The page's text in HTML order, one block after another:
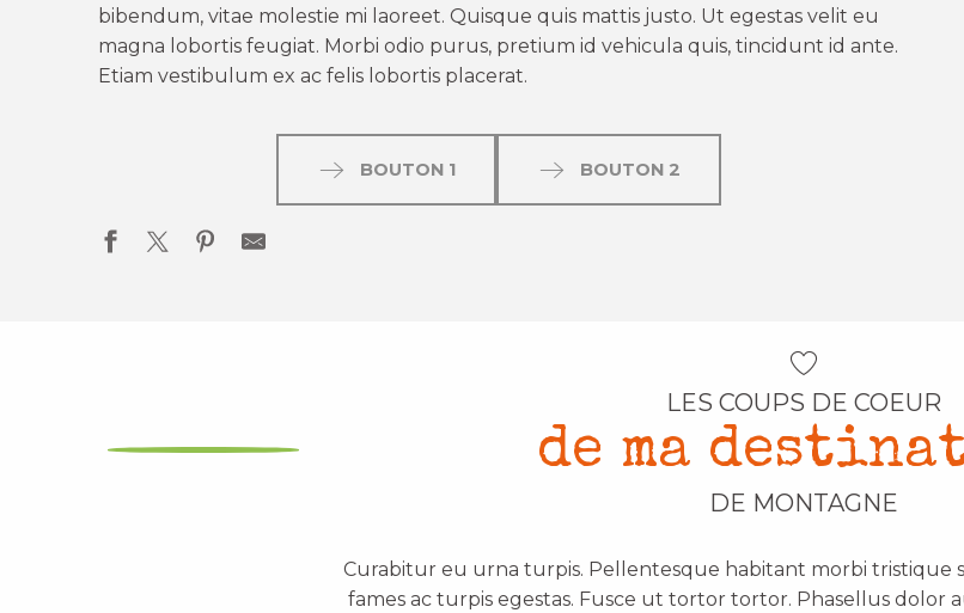
bibendum, vitae molestie mi laoreet. Quisque quis mattis justo. Ut egestas velit eu
magna lobortis feugiat. Morbi odio purus, pretium id vehicula quis, tincidunt id ante.
Etiam vestibulum ex ac felis lobortis placerat.
BOUTON 1 BOUTON 2
LES COUPS DE COEUR
de ma
DE MONTAGNE
Curabitur eu urna turpis. Pellentesque habitant morbi tristique
fames ac turpis egestas. Fusce ut tortor tortor. Phasellus dolor